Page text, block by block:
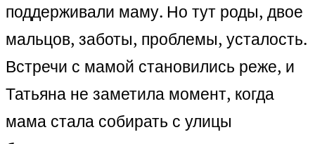
поддерживали маму. Но тут роды, двое
мальцов, заботы, проблемы, усталость.
Встречи с мамой становились реже, и
Татьяна не заметила момент, когда
мама стала собирать с улицы